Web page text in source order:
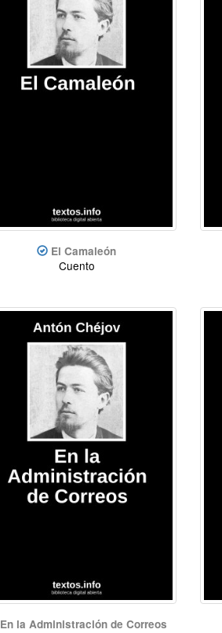
El Camaleón
Cuento
En la Administración de Correos